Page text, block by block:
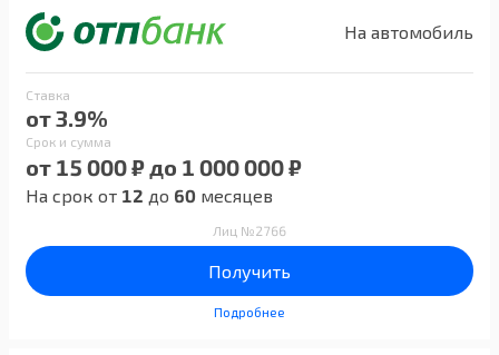
На автомобиль
Ставка
от 3.9%
Срок и сумма
от 15 000 ₽ до 1 000 000 ₽
На срок от 12 до 60 месяцев
Лиц №2766
Получить
Подробнее